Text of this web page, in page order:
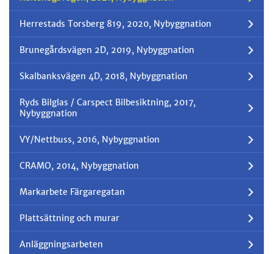
Herrestads Torsberg 819, 2020, Nybyggnation
Brunegårdsvägen 2D, 2019, Nybyggnation
Skalbanksvägen 4D, 2018, Nybyggnation
Ryds Bilglas / Carspect Bilbesiktning, 2017,
Nybyggnation
VY/Nettbuss, 2016, Nybyggnation
CRAMO, 2014, Nybyggnation
Markarbete Färgaregatan
Plattsättning och murar
Anläggningsarbeten